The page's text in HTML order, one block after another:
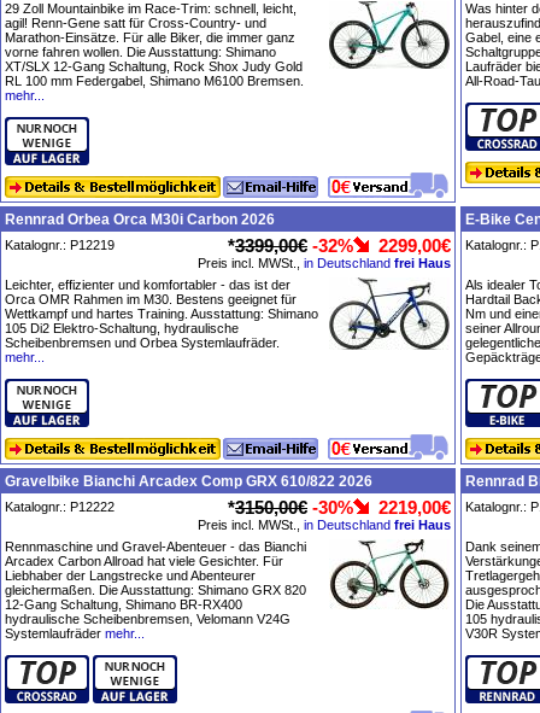
29 Zoll Mountainbike im Race-Trim: schnell, leicht,
agil! Renn-Gene satt für Cross-Country- und
Marathon-Einsätze. Für alle Biker, die immer ganz
vorne fahren wollen. Die Ausstattung: Shimano
XT/SLX 12-Gang Schaltung, Rock Shox Judy Gold
RL 100 mm Federgabel, Shimano M6100 Bremsen.
mehr...
Was hinter
Gabel, eine
Laufräder
All-Road-
Rennrad Orbea Orca M30i Carbon 2026
Katalognr.: P12219 *3399,00€ -32% 2299,00€
Preis incl. MWSt., in Deutschland frei Haus
Leichter, effizienter und komfortabler - das ist der
Orca OMR Rahmen im M30. Bestens geeignet für
Wettkampf und hartes Training. Ausstattung: Shimano
105 Di2 Elektro-Schaltung, hydraulische
Scheibenbremsen und Orbea Systemlaufräder.
mehr...
E-Bike
Katalognr.:
Als idealer
Hardtail
Nm und
seiner
Gravelbike Bianchi Arcadex Comp GRX 610/822 2026
Katalognr.: P12222 *3150,00€ -30% 2219,00€
Preis incl. MWSt., in Deutschland frei Haus
Rennmaschine und Gravel-Abenteuer - das Bianchi
Arcadex Carbon Allroad hat viele Gesichter. Für
Liebhaber der Langstrecke und Abenteurer
gleichermaßen. Die Ausstattung: Shimano GRX 820
12-Gang Schaltung, Shimano BR-RX400
hydraulische Scheibenbremsen, Velomann V24G
Systemlaufräder mehr...
Rennrad
Katalognr.:
Dank
Die
105
V30R